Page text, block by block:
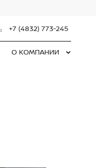
+7 (4832) 773-245
О КОМПАНИИ